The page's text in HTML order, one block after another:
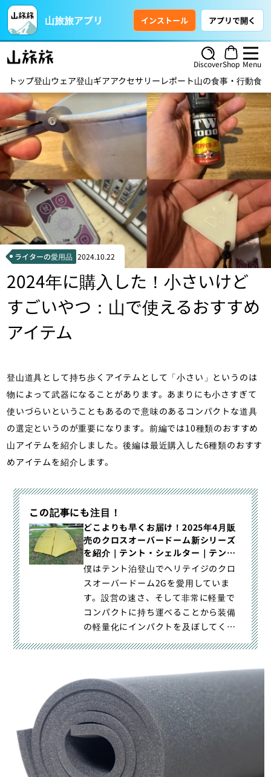
山旅旅アプリ インストール アプリで開く
DiscoverShop Menu
トップ登山ウェア登山ギアアクセサリー レポート山の食事・行動食
ライターの愛用品 2024.10.22
2024年に購入した！小さいけど
すごいやつ：山で使えるおすすめ
アイテム
登山道具として持ち歩くアイテムとして「小さい」というのは
物によって武器になることがあります。あまりにも小さすぎて
使いづらいということもあるので意味のあるコンパクトな道具
の選定というのが重要になります。前編では10種類のおすすめ
山アイテムを紹介しました。後編は最近購入した6種類のおすす
めアイテムを紹介します。
この記事にも注目！
どこよりも早くお届け！2025年4月販
売のクロスオーバードーム新シリーズ
を紹介｜テント・シェルター｜テント
泊装備｜登山ギア｜山のモノ｜登山・
トレラン・山スキーマガジン「山旅
旅」
僕はテント泊登山でヘリテイジのクロ
スオーバードーム2Gを愛用していま
す。設営の速さ、そして非常に軽量で
コンパクトに持ち運べることから装備
の軽量化にインパクトを及ぼしてくれ
る重要な道具の一つです。そんな｜ど
のクロスオーバードーム新シリーズを
紹介｜登山・トレラン・山スキーマガ
ジン「山旅旅」の「テント・シェルタ
ー」（山のモノ｜登山ギア｜テント泊
装備）カテゴリの記事ページです。